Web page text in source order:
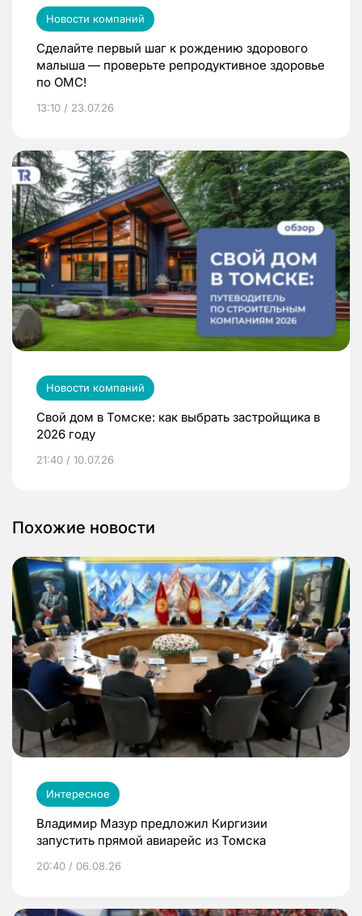
Новости компаний
Сделайте первый шаг к рождению здорового
малыша — проверьте репродуктивное здоровье
по ОМС!
13:10 / 23.07.26
Новости компаний
Свой дом в Томске: как выбрать застройщика в
2026 году
21:40 / 10.07.26
Похожие новости
Интересное
Владимир Мазур предложил Киргизии
запустить прямой авиарейс из Томска
20:40 / 06.08.26